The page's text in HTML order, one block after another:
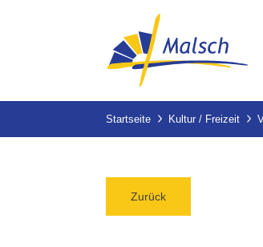
Startseite Kultur / Freizeit
Zurück